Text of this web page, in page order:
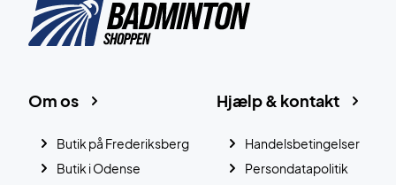
Hjælp & kontakt
Handelsbetingelser
Persondatapolitik
Om os
Butik på Frederiksberg
Butik i Odense